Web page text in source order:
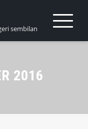
sembilan
2016